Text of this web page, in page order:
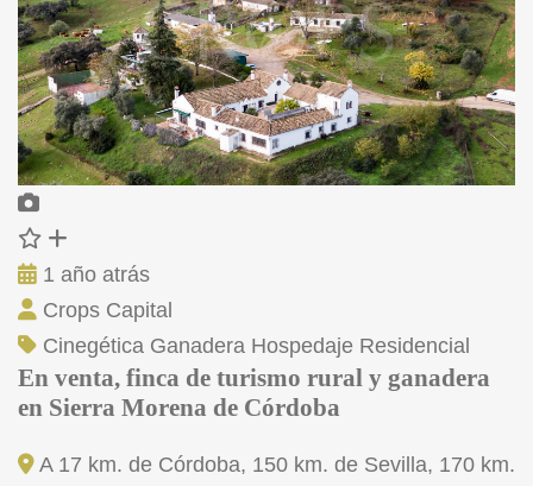
1 año atrás
Crops Capital
Cinegética Ganadera Hospedaje Residencial
En venta, finca de turismo rural y ganadera
en Sierra Morena de Córdoba
A 17 km. de Córdoba, 150 km. de Sevilla, 170 km.